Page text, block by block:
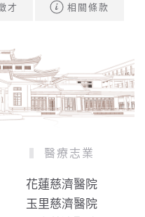
才 相關條款
醫療志業
花蓮慈濟醫院
玉里慈濟醫院